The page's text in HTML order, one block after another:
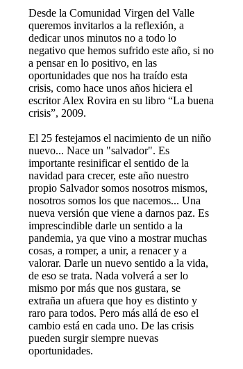
Desde la Comunidad Virgen del Valle
queremos invitarlos a la reflexión, a
dedicar unos minutos no a todo lo
negativo que hemos sufrido este año, si no
a pensar en lo positivo, en las
oportunidades que nos ha traído esta
crisis, como hace unos años hiciera el
escritor Alex Rovira en su libro “La buena
crisis”, 2009.
El 25 festejamos el nacimiento de un niño
nuevo... Nace un "salvador". Es
importante resinificar el sentido de la
navidad para crecer, este año nuestro
propio Salvador somos nosotros mismos,
nosotros somos los que nacemos... Una
nueva versión que viene a darnos paz. Es
imprescindible darle un sentido a la
pandemia, ya que vino a mostrar muchas
cosas, a romper, a unir, a renacer y a
valorar. Darle un nuevo sentido a la vida,
de eso se trata. Nada volverá a ser lo
mismo por más que nos gustara, se
extraña un afuera que hoy es distinto y
raro para todos. Pero más allá de eso el
cambio está en cada uno. De las crisis
pueden surgir siempre nuevas
oportunidades.